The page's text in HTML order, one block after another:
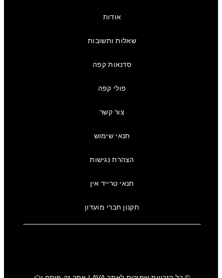
אודות
שאלות ותשובות
סדנאות קפה
פולי קפה
צור קשר
תנאי שימוש
הצהרת נגישות
תנאי טרייד אין
תקנון חברי מועדון